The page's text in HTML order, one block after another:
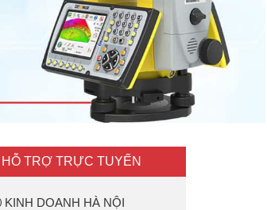
HỖ TRỢ TRỰC TUYẾN
KINH DOANH HÀ NỘI